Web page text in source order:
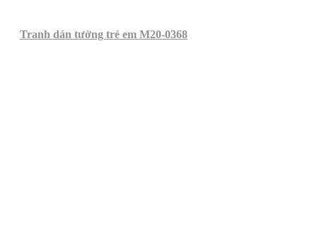
Tranh dán tường trẻ em M20-0368